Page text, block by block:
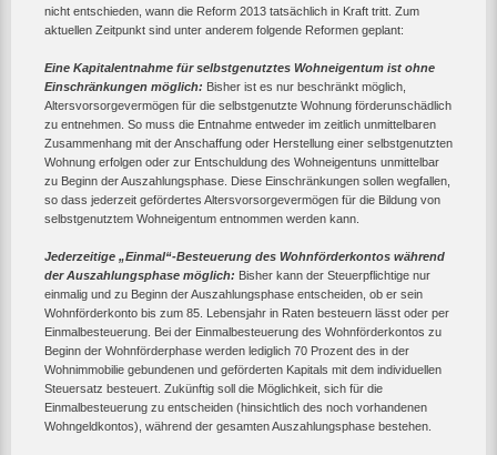
nicht entschieden, wann die Reform 2013 tatsächlich in Kraft tritt. Zum
aktuellen Zeitpunkt sind unter anderem folgende Reformen geplant:
Eine Kapitalentnahme für selbstgenutztes Wohneigentum ist ohne
Einschränkungen möglich: Bisher ist es nur beschränkt möglich,
Altersvorsorgevermögen für die selbstgenutzte Wohnung förderunschädlich
zu entnehmen. So muss die Entnahme entweder im zeitlich unmittelbaren
Zusammenhang mit der Anschaffung oder Herstellung einer selbstgenutzten
Wohnung erfolgen oder zur Entschuldung des Wohneigentuns unmittelbar
zu Beginn der Auszahlungsphase. Diese Einschränkungen sollen wegfallen,
so dass jederzeit gefördertes Altersvorsorgevermögen für die Bildung von
selbstgenutztem Wohneigentum entnommen werden kann.
Jederzeitige „Einmal“-Besteuerung des Wohnförderkontos während
der Auszahlungsphase möglich: Bisher kann der Steuerpflichtige nur
einmalig und zu Beginn der Auszahlungsphase entscheiden, ob er sein
Wohnförderkonto bis zum 85. Lebensjahr in Raten besteuern lässt oder per
Einmalbesteuerung. Bei der Einmalbesteuerung des Wohnförderkontos zu
Beginn der Wohnförderphase werden lediglich 70 Prozent des in der
Wohnimmobilie gebundenen und geförderten Kapitals mit dem individuellen
Steuersatz besteuert. Zukünftig soll die Möglichkeit, sich für die
Einmalbesteuerung zu entscheiden (hinsichtlich des noch vorhandenen
Wohngeldkontos), während der gesamten Auszahlungsphase bestehen.